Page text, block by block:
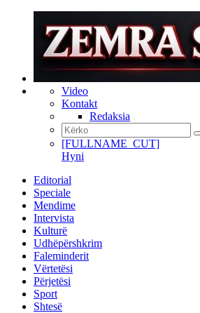
Video
Kontakt
Redaksia
[FULLNAME_CUT]
Hyni
Editorial
Speciale
Mendime
Intervista
Kulturë
Udhëpërshkrim
Faleminderit
Vërtetësi
Përjetësi
Sport
Shtesë